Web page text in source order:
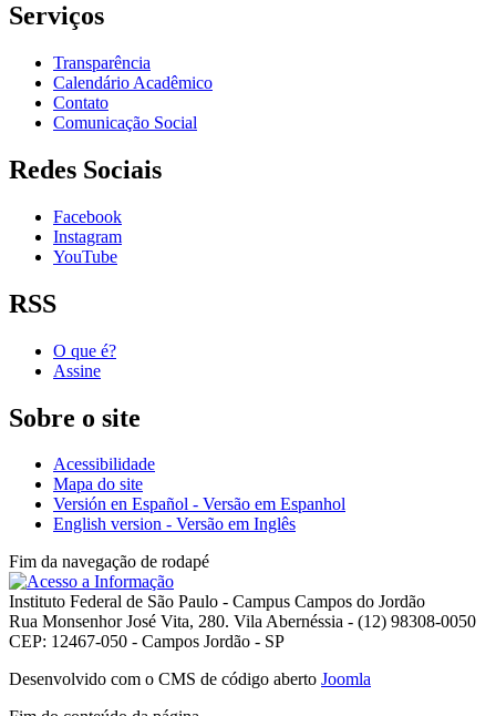
Serviços
Transparência
Calendário Acadêmico
Contato
Comunicação Social
Redes Sociais
Facebook
Instagram
YouTube
RSS
O que é?
Assine
Sobre o site
Acessibilidade
Mapa do site
Versión en Español - Versão em Espanhol
English version - Versão em Inglês
Fim da navegação de rodapé
Instituto Federal de São Paulo - Campus Campos do Jordão
Rua Monsenhor José Vita, 280. Vila Abernéssia - (12) 98308-0050
CEP: 12467-050 - Campos Jordão - SP
Desenvolvido com o CMS de código aberto Joomla